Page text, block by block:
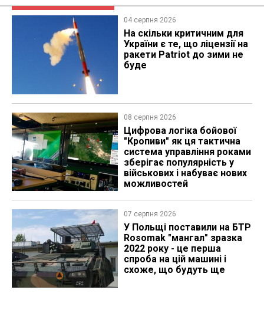
04 серпня 2026
На скільки критичним для
України є те, що ліцензії на
ракети Patriot до зими не
буде
08 серпня 2026
Цифрова логіка бойової
"Кропиви" як ця тактична
система управління роками
зберігає популярність у
військових і набуває нових
можливостей
07 серпня 2026
У Польщі поставили на БТР
Rosomak "мангал" зразка
2022 року - це перша
спроба на цій машині і
схоже, що будуть ще